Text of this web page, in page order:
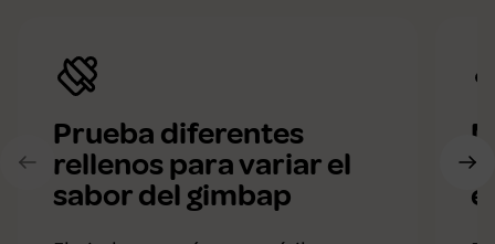
Prueba diferentes
rellenos para variar el
sabor del gimbap